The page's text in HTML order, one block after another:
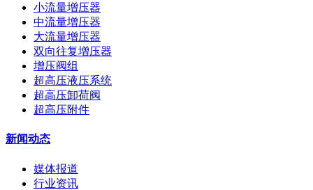
小流量增压器
中流量增压器
大流量增压器
双向往复增压器
增压阀组
超高压液压系统
超高压卸荷阀
超高压附件
新闻动态
媒体报道
行业资讯